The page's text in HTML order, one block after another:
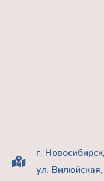
г. Новосибирск,
ул.